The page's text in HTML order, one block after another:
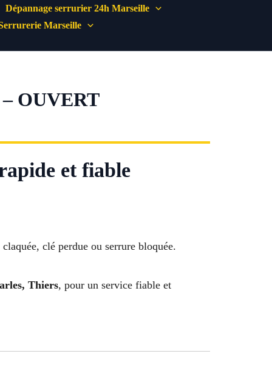
Dépannage serrurier 24h Marseille
Marseille
OUVERT
et fiable
clé perdue ou serrure bloquée.
Thiers, pour un service fiable et